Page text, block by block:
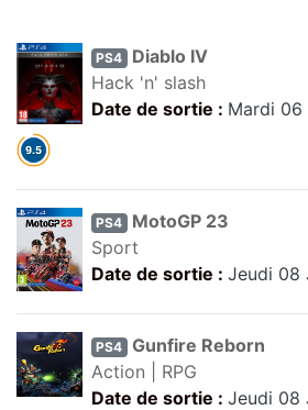
PS4
Diablo IV
Hack 'n' slash
Date de sortie : Mardi 06
PS4
MotoGP 23
Sport
Date de sortie : Jeudi 08
PS4
Gunfire Reborn
Action | RPG
Date de sortie : Jeudi 08